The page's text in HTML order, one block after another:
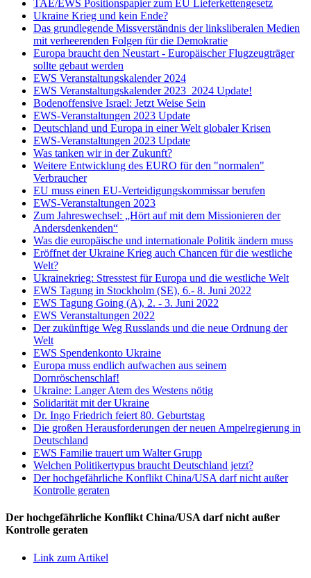
TAE/EWS Positionspapier zum EU Lieferkettengesetz
Ukraine Krieg und kein Ende?
Das grundlegende Missverständnis der linksliberalen Medien
mit verheerenden Folgen für die Demokratie
Europa braucht den Neustart - Europäischer Flugzeugträger
sollte gebaut werden
EWS Veranstaltungskalender 2024
EWS Veranstaltungskalender 2023_2024 Update!
Bodenoffensive Israel: Jetzt Weise Sein
EWS-Veranstaltungen 2023 Update
Deutschland und Europa in einer Welt globaler Krisen
EWS-Veranstaltungen 2023 Update
Was tanken wir in der Zukunft?
Weitere Entwicklung des EURO für den "normalen"
Verbraucher
EU muss einen EU-Verteidigungskommissar berufen
EWS-Veranstaltungen 2023
Zum Jahreswechsel: „Hört auf mit dem Missionieren der
Andersdenkenden“
Was die europäische und internationale Politik ändern muss
Eröffnet der Ukraine Krieg auch Chancen für die westliche
Welt?
Ukrainekrieg: Stresstest für Europa und die westliche Welt
EWS Tagung in Stockholm (SE), 6.- 8. Juni 2022
EWS Tagung Going (A), 2. - 3. Juni 2022
EWS Veranstaltungen 2022
Der zukünftige Weg Russlands und die neue Ordnung der
Welt
EWS Spendenkonto Ukraine
Europa muss endlich aufwachen aus seinem
Dornröschenschlaf!
Ukraine: Langer Atem des Westens nötig
Solidarität mit der Ukraine
Dr. Ingo Friedrich feiert 80. Geburtstag
Die großen Herausforderungen der neuen Ampelregierung in
Deutschland
EWS Familie trauert um Walter Grupp
Welchen Politikertypus braucht Deutschland jetzt?
Der hochgefährliche Konflikt China/USA darf nicht außer
Kontrolle geraten
Der hochgefährliche Konflikt China/USA darf nicht außer
Kontrolle geraten
Link zum Artikel